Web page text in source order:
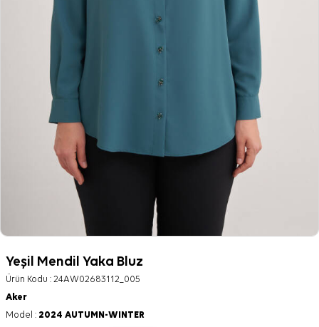
Yeşil Mendil Yaka Bluz
Ürün Kodu : 24AW02683112_005
Aker
Model : 2024 AUTUMN-WINTER